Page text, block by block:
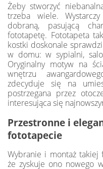
Żeby stworzyć
trzeba wiele.
dobraną, pasującą
fototapetę. Fototapeta
kostki doskonale
w domu: w sypialni,
Oryginalny motyw na
wnętrzu
zdecyduje się na
postrzegana przez
interesująca się
Przestronne i
fototapecie
Wybranie i montaż takiej
że zyskuje ono nowego